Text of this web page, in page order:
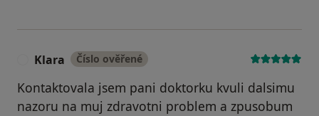
Klara Číslo ověřené
Kontaktovala jsem pani doktorku kvuli dalsimu
nazoru na muj zdravotni problem a zpusobum